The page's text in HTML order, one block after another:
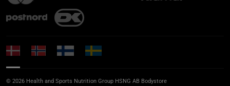
© 2026 Health and Sports Nutrition Group HSNG AB Bodystore